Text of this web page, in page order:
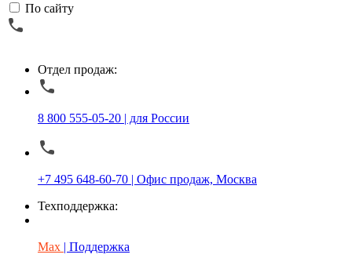
По сайту
Отдел продаж:
8 800 555-05-20 | для России
+7 495 648-60-70 | Офис продаж, Москва
Техподдержка:
Max | Поддержка